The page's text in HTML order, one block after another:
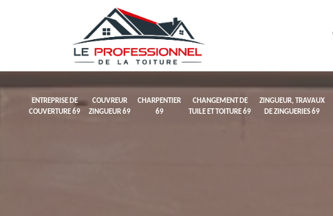
ENTREPRISE DE
COUVERTURE 69
COUVREUR
ZINGUEUR 69
CHARPENTIER
69
CHANGEMENT DE
TUILE ET TOITURE 69
ZINGUEUR, TRAVAUX
DE ZINGUERIES 69